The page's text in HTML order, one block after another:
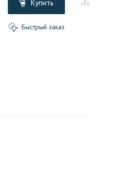
Купить
Быстрый заказ